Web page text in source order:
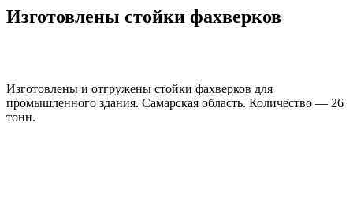
Изготовлены стойки фахверков
Изготовлены и отгружены стойки фахверков для
промышленного здания. Самарская область. Количество — 26
тонн.